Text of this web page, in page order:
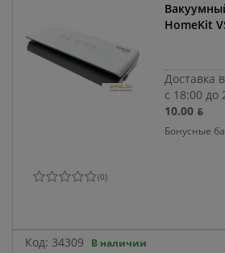
HomeKit
Доставка
с 18:00 до
10.00 ƃ
Бонусные
(0)
Код: 34309 В наличии